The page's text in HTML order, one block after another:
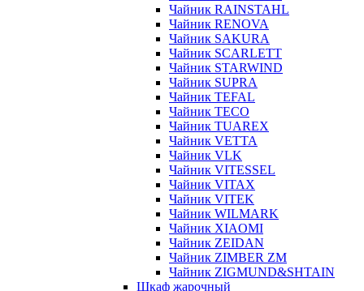
Чайник RAINSTAHL
Чайник RENOVA
Чайник SAKURA
Чайник SCARLETT
Чайник STARWIND
Чайник SUPRA
Чайник TEFAL
Чайник TECO
Чайник TUAREX
Чайник VETTA
Чайник VLK
Чайник VITESSEL
Чайник VITAX
Чайник VITEK
Чайник WILMARK
Чайник XIAOMI
Чайник ZEIDAN
Чайник ZIMBER ZM
Чайник ZIGMUND&SHTAIN
Шкаф жарочный